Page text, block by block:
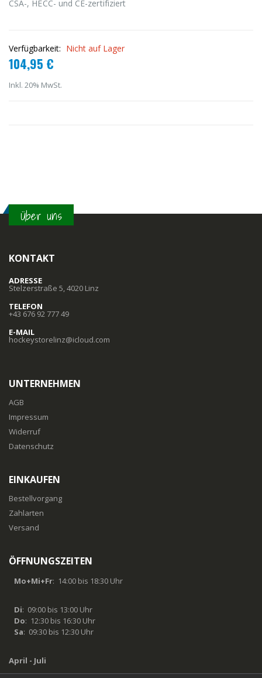
CSA-, HECC- und CE-zertifiziert
Verfügbarkeit: Nicht auf Lager
104,95 €
Inkl. 20% MwSt.
Über uns
KONTAKT
ADRESSE
Stelzerstraße 5, 4020 Linz
TELEFON
+43 676 92 777 49
E-MAIL
hockeystorelinz@icloud.com
UNTERNEHMEN
AGB
Impressum
Widerruf
Datenschutz
EINKAUFEN
Bestellvorgang
Zahlarten
Versand
ÖFFNUNGSZEITEN
Mo+Mi+Fr: 14:00 bis 18:30 Uhr
Di: 09:00 bis 13:00 Uhr
Do: 12:30 bis 16:30 Uhr
Sa: 09:30 bis 12:30 Uhr
April - Juli